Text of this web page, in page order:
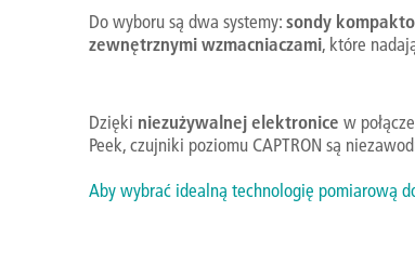
Do wyboru są dwa systemy:sondy
zewnętrznymi wzmacniaczami, które
Dzięki niezużywalnej elektronice w
Peek, czujniki poziomu CAPTRON są
Aby wybrać idealną technologię pomiarową